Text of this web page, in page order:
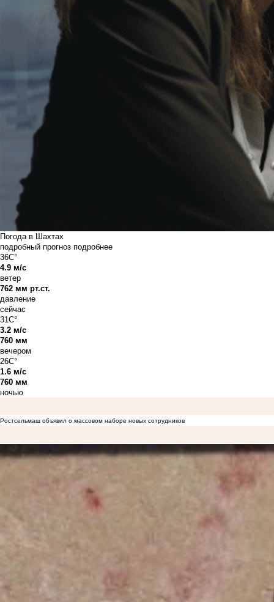
Погода в Шахтах
подробный прогноз подробнее
36C°
4.9 м/с
ветер
762 мм рт.ст.
давление
сейчас
31C°
3.2 м/с
760 мм
вечером
26C°
1.6 м/с
760 мм
ночью
Ростсельмаш объявил о массовом наборе новых сотрудников